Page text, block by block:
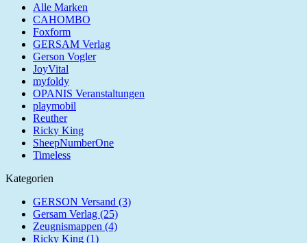
Alle Marken
CAHOMBO
Foxform
GERSAM Verlag
Gerson Vogler
JoyVital
myfoldy
OPANIS Veranstaltungen
playmobil
Reuther
Ricky King
SheepNumberOne
Timeless
Kategorien
GERSON Versand (3)
Gersam Verlag (25)
Zeugnismappen (4)
Ricky King (1)